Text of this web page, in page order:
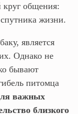
круг общения:
жизни.
является
Однако не
бывают
питомца
важных
близкого